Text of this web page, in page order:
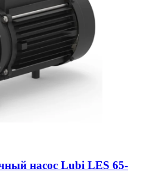
насос Lubi LES 65-